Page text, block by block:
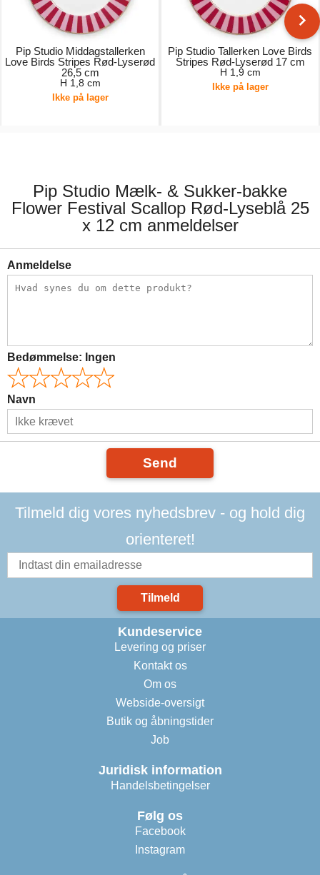
Pip Studio Middagstallerken
Love Birds Stripes Rød-Lyserød
26,5 cm
H 1,8 cm
Ikke på lager
Pip Studio Tallerken Love Birds
Stripes Rød-Lyserød 17 cm
H 1,9 cm
Ikke på lager
Pip Studio Mælk- & Sukker-bakke
Flower Festival Scallop Rød-Lyseblå 25
x 12 cm anmeldelser
Anmeldelse
Bedømmelse: Ingen
Navn
Send
Tilmeld dig vores nyhedsbrev - og hold dig
orienteret!
Tilmeld
Kundeservice
Levering og priser
Kontakt os
Om os
Webside-oversigt
Butik og åbningstider
Job
Juridisk information
Handelsbetingelser
Følg os
Facebook
Instagram